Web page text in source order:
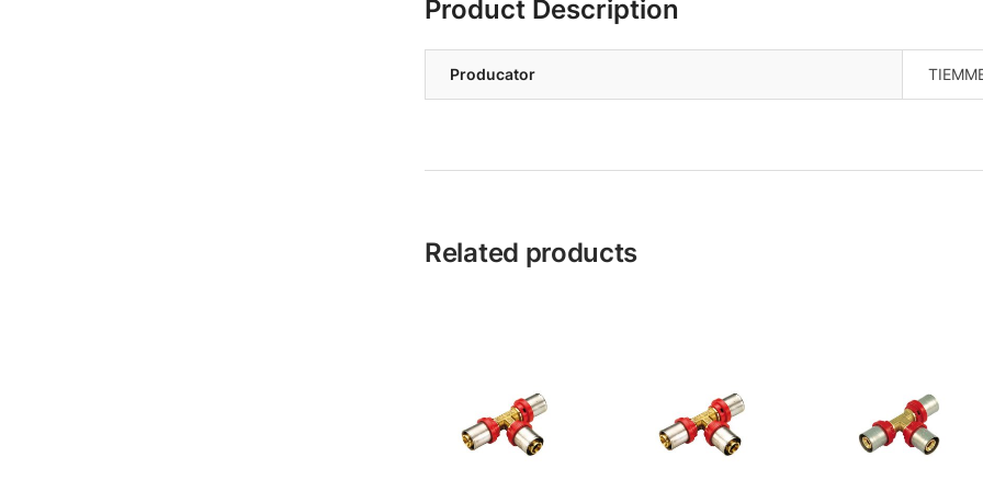
Product Description
Producator
Related products